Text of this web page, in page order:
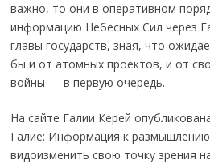
важно, то они в оперативном
информацию Небесных Сил через
главы государств, зная, что
бы и от атомных проектов, и от
войны — в первую очередь.
На сайте Галии Керей
Галие: Информация к
видоизменить свою точку зрения